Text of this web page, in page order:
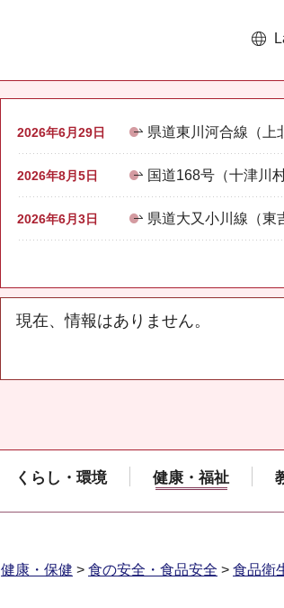
2026年6月29日 県道東川河合線（上
2026年8月5日 国道168号（十津川
2026年6月3日 県道大又小川線（東
現在、情報はありません。
くらし・環境 健康・福祉
健康・保健 > 食の安全・食品安全 > 食品衛